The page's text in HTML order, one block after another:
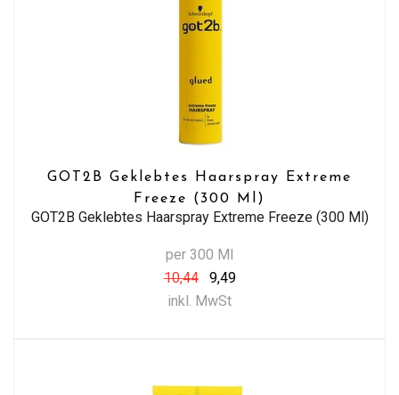
GOT2B Geklebtes Haarspray Extreme
Freeze (300 Ml)
GOT2B Geklebtes Haarspray Extreme Freeze (300 Ml)
per 300 Ml
10,44
9,49
inkl. MwSt